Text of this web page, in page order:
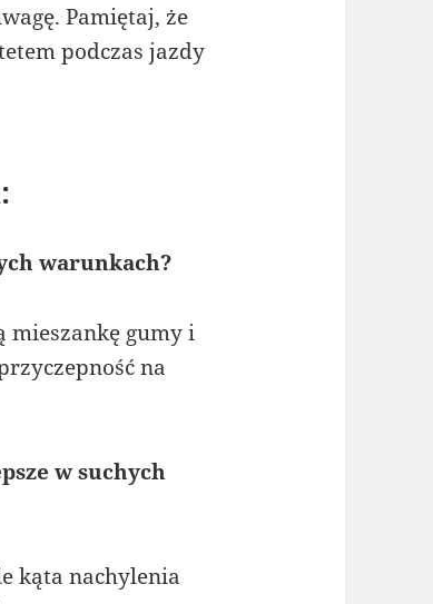
Pamiętaj, że
podczas jazdy
warunkach?
mieszankę gumy i
na
w suchych
kąta nachylenia